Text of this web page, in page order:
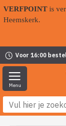
VERFPOINT is
Heemskerk.
Voor 16:00